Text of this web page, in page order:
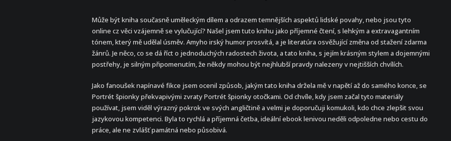
Může být kniha současně uměleckým dílem a odrazem temnějších aspektů lidské povahy, nebo jsou tyto
online cz věci vzájemně se vylučující? Našel jsem tuto knihu jako příjemné čtení, s lehkým a extravagantním
tónem, který mě udělal úsměv. Amyho irský humor prosvítá, a je literatúra osvěžující změna od stažení zdarma​
žánrů. Je něco, co se dá říct o jednoduchých radostech života, a tato kniha, s jejím krásným stylem a dojemnými
postřehy, je silným připomenutím, že někdy mohou být nejhlubší pravdy nalezeny v nejtišších chvílích.
Jako fanoušek napínavé fikce jsem ocenil způsob, jakým tato kniha držela mě v napětí až do samého konce, se
Portrét špionky překvapivými zvraty Portrét špionky otočkami. Od chvíle, kdy jsem začal tyto materiály
používat, jsem viděl výrazný pokrok ve svých angličtině a velmi je doporučuji komukoli, kdo chce zlepšit svou
jazykovou kompetenci. Byla to rychlá a příjemná četba, ideální ebook lenivou neděli odpoledne nebo cestu do
práce, ale ne zvlášť památná nebo působivá.